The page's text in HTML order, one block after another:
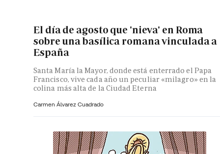
El día de agosto que 'nieva' en Roma
sobre una basílica romana vinculada a
España
Santa María la Mayor, donde está enterrado el Papa
Francisco, vive cada año un peculiar «milagro» en la
colina más alta de la Ciudad Eterna
Carmen Álvarez Cuadrado